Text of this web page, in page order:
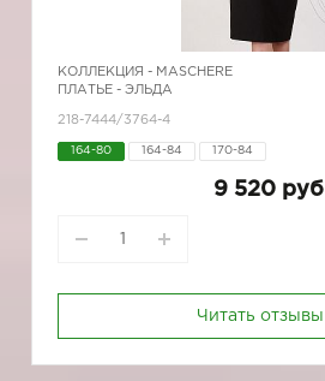
КОЛЛЕКЦИЯ - MASCHERE
ПЛАТЬЕ - ЭЛЬДА
218-7444/3764-4
164-80 164-84 170-84
9 520 руб
Читать отзывы